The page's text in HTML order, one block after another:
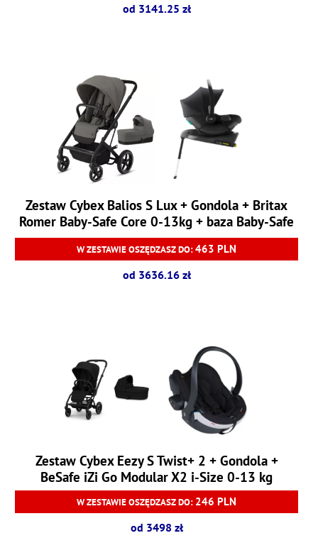
od 3141.25 zł
Zestaw Cybex Balios S Lux + Gondola + Britax
Romer Baby-Safe Core 0-13kg + baza Baby-Safe
Core
W ZESTAWIE OSZĘDZASZ DO:463 PLN
od 3636.16 zł
Zestaw Cybex Eezy S Twist+ 2 + Gondola +
BeSafe iZi Go Modular X2 i-Size 0-13 kg
W ZESTAWIE OSZĘDZASZ DO: 246 PLN
od 3498 zł